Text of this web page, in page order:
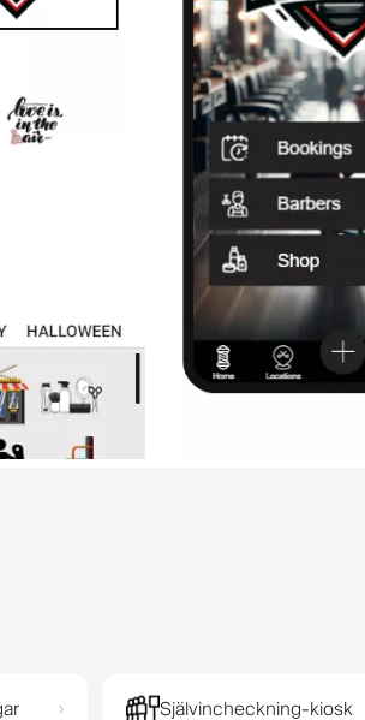
› Självincheckning-kiosk